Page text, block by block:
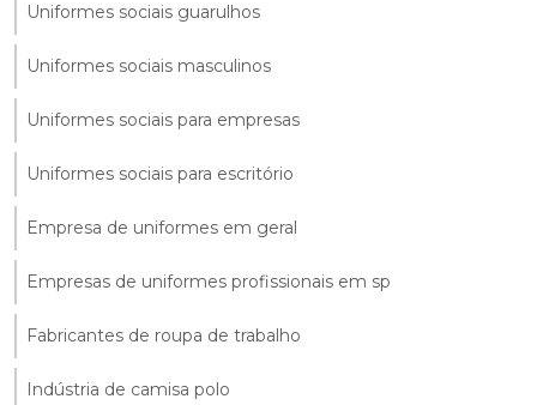
Uniformes sociais guarulhos
Uniformes sociais masculinos
Uniformes sociais para empresas
Uniformes sociais para escritório
Empresa de uniformes em geral
Empresas de uniformes profissionais em sp
Fabricantes de roupa de trabalho
Indústria de camisa polo